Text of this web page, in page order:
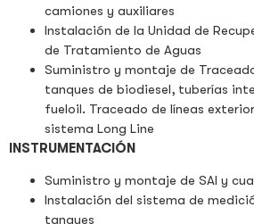
camiones y auxiliares
Instalación de la Unidad de
de Tratamiento de Aguas
Suministro y montaje de
tanques de biodiesel, tuberías
fueloil. Traceado de líneas
sistema Long Line
INSTRUMENTACIÓN
Suministro y montaje de SAI y
Instalación del sistema de
tanques